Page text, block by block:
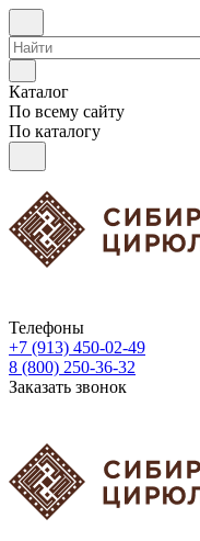
Каталог
По всему сайту
По каталогу
Телефоны
+7 (913) 450-02-49
8 (800) 250-36-32
Заказать звонок